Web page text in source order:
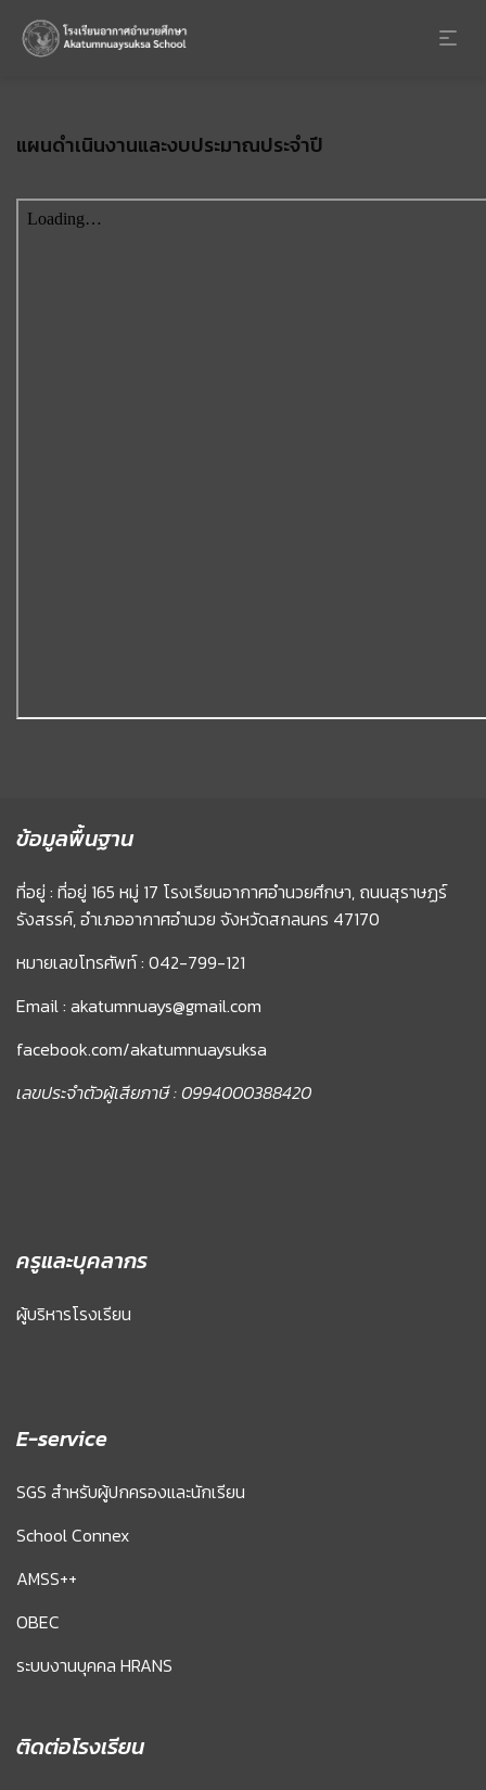
แผนดำเนินงานและงบประมาณประจำปี
ข้อมูลพื้นฐาน
ที่อยู่ : ที่อยู่ 165 หมู่ 17 โรงเรียนอากาศอำนวยศึกษา, ถนนสุราษฏร์
รังสรรค์, อำเภออากาศอำนวย จังหวัดสกลนคร 47170
หมายเลขโทรศัพท์ : 042-799-121
Email : akatumnuays@gmail.com
facebook.com/akatumnuaysuksa
เลขประจำตัวผู้เสียภาษี : 0994000388420
ครูและบุคลากร
ผู้บริหารโรงเรียน
E-service
SGS สำหรับผู้ปกครองและนักเรียน
School Connex
AMSS++
OBEC
ระบบงานบุคคล HRANS
ติดต่อโรงเรียน